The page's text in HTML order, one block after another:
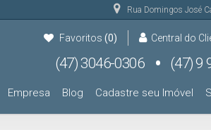
Rua Domingos José
Central do
Favoritos (0)
(47) 9 9931-9000 (47) 9 9931-9000
Cadastre seu Imóvel
Blog
Empresa